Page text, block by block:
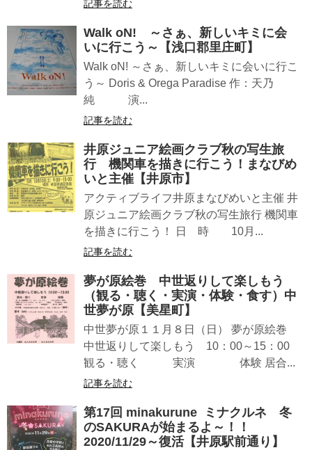
記事を読む
Walk oN! ～さぁ、新しいキミに会
いに行こう～【浅口郡里庄町】
Walk oN! ～さぁ、新しいキミに会いに行こ
う～ Doris & Orega Paradise 作：天乃
純 演...
記事を読む
井原ジュニア絵画クラブ秋の写生旅
行 機関車を描きに行こう！まなびめ
いと主催【井原市】
アクティブライフ井原まなびめいと主催 井
原ジュニア絵画クラブ秋の写生旅行 機関車
を描きに行こう！ 日 時 10月...
記事を読む
夢が原絵巻 中世返りして楽しもう
（観る・聴く・実演・体験・食す）中
世夢が原【美星町】
中世夢が原１１月８日（日） 夢が原絵巻
中世返りして楽しもう 10：00～15：00
観る・聴く 実演 体験 居合...
記事を読む
第17回 minakurune ミナクルネ 冬
のSAKURAが始まるよ～！！
2020/11/29～復活【井原駅前通り】